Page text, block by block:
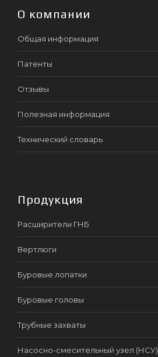
О компании
Общая информация
Патенты
Отзывы
Полезная информация
Технический словарь
Продукция
Расширители ГНБ
Вертлюги
Буровые лопатки
Буровые головы
Трубные захваты
Насосно-смесительный узел (НСУ)